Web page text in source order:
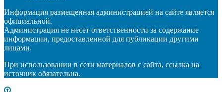
Информация размещенная администрацией на сайте является
официальной.
Администрация не несет ответственности за содержание
информации, предоставленной для публикации другими
лицами.
При использовании в сети материалов с сайта, ссылка на
источник обязательна.